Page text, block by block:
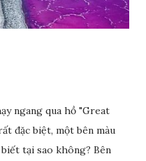
ngang qua hồ "Great
đặc biệt, một bên màu
tại sao không? Bên